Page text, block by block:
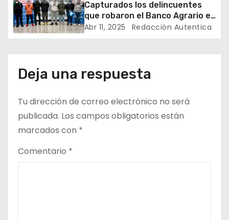
e
n
r
a
d
a
Capturados los delincuentes
que robaron el Banco Agrario en
El Colegio, Cundinamarca
Abr 11, 2025 Redacción Autentica
Deja una respuesta
Tu dirección de correo electrónico no será
publicada. Los campos obligatorios están
marcados con *
Comentario *